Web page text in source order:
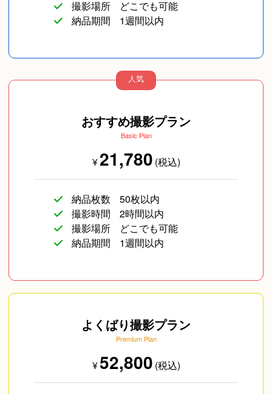
撮影場所
どこでも可能
納品期間
1週間以内
人気
おすすめ撮影プラン
Basic Plan
¥21,780 (税込)
納品枚数
50枚以内
撮影時間
2時間以内
撮影場所
どこでも可能
納品期間
1週間以内
よくばり撮影プラン
Premium Plan
¥52,800 (税込)